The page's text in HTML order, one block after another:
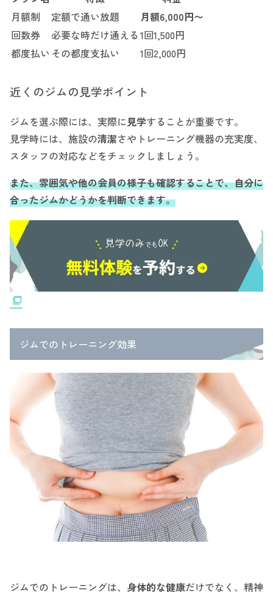
月額制
定額で通い放題
月額6,000円〜
回数券
必要な時だけ通える 1回1,500円
都度払い その都度支払い 1回2,000円
近くのジムの見学ポイント
ジムを選ぶ際には、実際に見学することが重要です。
見学時には、施設の清潔さやトレーニング機器の充実度、
スタッフの対応などをチェックしましょう。
また、雰囲気や他の会員の様子も確認することで、自分に
合ったジムかどうかを判断できます。
ジムでのトレーニング効果
ジムでのトレーニングは、 身体的な健康だけでなく、精神